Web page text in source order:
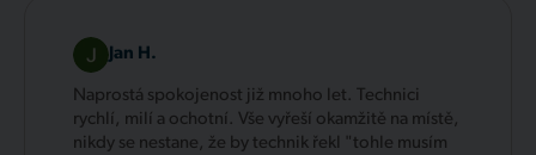
Jan H.
Naprostá spokojenost již mnoho let. Technici
rychlí, milí a ochotní. Vše vyřeší okamžitě na místě,
nikdy se nestane, že by technik řekl "tohle musím